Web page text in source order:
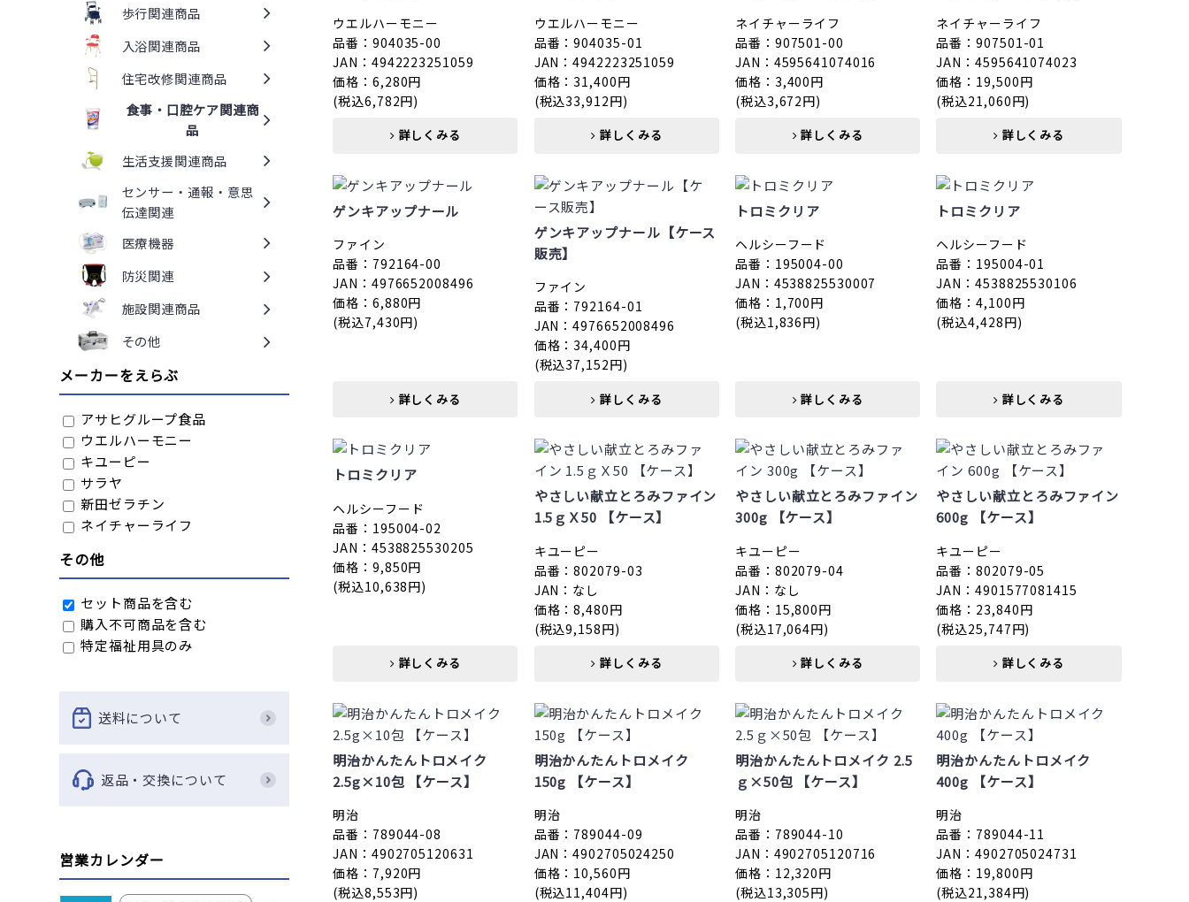
ウエルハーモニー
品番：904035-00
JAN：4942223251059
価格：6,280円
(税込6,782円)
詳しくみる
ウエルハーモニー
品番：904035-01
JAN：4942223251059
価格：31,400円
(税込33,912円)
詳しくみる
ネイチャーライフ
品番：907501-00
JAN：4595641074016
価格：3,400円
(税込3,672円)
詳しくみる
ネイチャーライフ
品番：907501-01
JAN：4595641074023
価格：19,500円
(税込21,060円)
詳しくみる
ゲンキアップナール
ファイン
品番：792164-00
JAN：4976652008496
価格：6,880円
(税込7,430円)
詳しくみる
ゲンキアップナール【ケース
販売】
ファイン
品番：792164-01
JAN：4976652008496
価格：34,400円
(税込37,152円)
詳しくみる
トロミクリア
ヘルシーフード
品番：195004-00
JAN：4538825530007
価格：1,700円
(税込1,836円)
詳しくみる
トロミクリア
ヘルシーフード
品番：195004-01
JAN：4538825530106
価格：4,100円
(税込4,428円)
詳しくみる
トロミクリア
ヘルシーフード
品番：195004-02
JAN：4538825530205
価格：9,850円
(税込10,638円)
詳しくみる
やさしい献立とろみファイン
1.5ｇＸ50 【ケース】
キユーピー
品番：802079-03
JAN：なし
価格：8,480円
(税込9,158円)
詳しくみる
やさしい献立とろみファイン
300g 【ケース】
キユーピー
品番：802079-04
JAN：なし
価格：15,800円
(税込17,064円)
詳しくみる
やさしい献立とろみファイン
600g 【ケース】
キユーピー
品番：802079-05
JAN：4901577081415
価格：23,840円
(税込25,747円)
詳しくみる
明治かんたんトロメイク
2.5g×10包 【ケース】
明治
品番：789044-08
JAN：4902705120631
価格：7,920円
(税込8,553円)
明治かんたんトロメイク
150g 【ケース】
明治
品番：789044-09
JAN：4902705024250
価格：10,560円
(税込11,404円)
明治かんたんトロメイク 2.5
ｇ×50包 【ケース】
明治
品番：789044-10
JAN：4902705120716
価格：12,320円
(税込13,305円)
明治かんたんトロメイク
400g 【ケース】
明治
品番：789044-11
JAN：4902705024731
価格：19,800円
(税込21,384円)
歩行関連商品
入浴関連商品
住宅改修関連商品
食事・口腔ケア関連商
品
生活支援関連商品
センサー・通報・意思
伝達関連
医療機器
防災関連
施設関連商品
その他
メーカーをえらぶ
アサヒグループ食品
ウエルハーモニー
キユーピー
サラヤ
新田ゼラチン
ネイチャーライフ
ファイン
明治
森永乳業クリニコ
龍角散
その他
セット商品を含む
購入不可商品を含む
特定福祉用具のみ
送料について
返品・交換について
営業カレンダー